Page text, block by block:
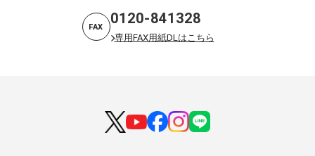
FAX 0120-841328
専用FAX用紙DLはこちら